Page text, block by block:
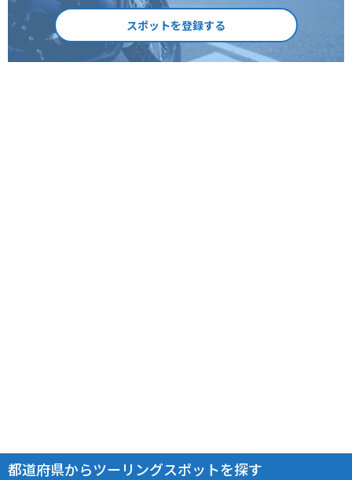
スポットを登録する
都道府県からツーリングスポットを探す